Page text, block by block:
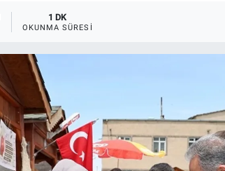
1 DK
OKUNMA SÜRESI